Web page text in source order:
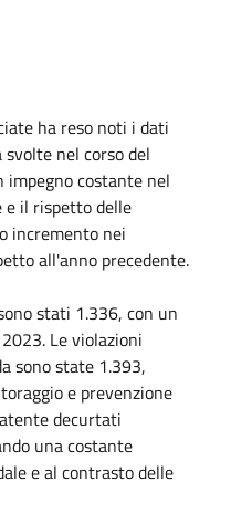
ha reso noti i dati
nel corso del
costante nel
e il rispetto delle
incremento nei
all'anno precedente.
stati 1.336, con un
Le violazioni
sono state 1.393,
e prevenzione
decurtati
una costante
e al contrasto delle